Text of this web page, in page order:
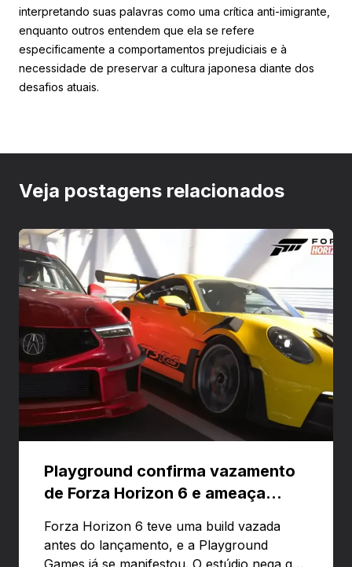
interpretando suas palavras como uma crítica anti-imigrante,
enquanto outros entendem que ela se refere
especificamente a comportamentos prejudiciais e à
necessidade de preservar a cultura japonesa diante dos
desafios atuais.
Veja postagens relacionados
Playground confirma vazamento
de Forza Horizon 6 e ameaça
Forza Horizon 6 teve uma build vazada
antes do lançamento, e a Playground
Games já se manifestou. O estúdio nega que